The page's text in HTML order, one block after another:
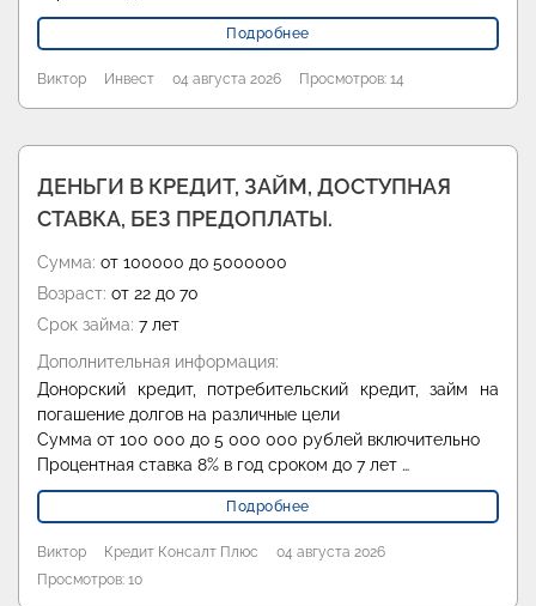
Подробнее
Виктор Инвест 04 августа 2026 Просмотров: 14
ДЕНЬГИ В КРЕДИТ, ЗАЙМ, ДОСТУПНАЯ
СТАВКА, БЕЗ ПРЕДОПЛАТЫ.
Сумма: от 100000 до 5000000
Возраст: от 22 до 70
Срок займа: 7 лет
Дополнительная информация:
Донорский кредит, потребительский кредит, займ на
погашение долгов на различные цели
Сумма от 100 000 до 5 000 000 рублей включительно
Процентная ставка 8% в год сроком до 7 лет …
Подробнее
Виктор Кредит Консалт Плюс
04 августа 2026
Просмотров: 10